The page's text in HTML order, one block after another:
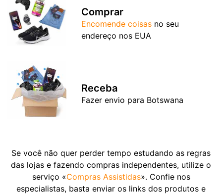
Comprar
Encomende coisas no seu
endereço nos EUA
Receba
Fazer envio para Botswana
Se você não quer perder tempo estudando as regras
das lojas e fazendo compras independentes, utilize o
serviço «Compras Assistidas». Confie nos
especialistas, basta enviar os links dos produtos e